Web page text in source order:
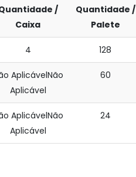
/
Caixa
Quantidade /
Palete
4 128
AplicávelNão
Aplicável
60
AplicávelNão
Aplicável
24